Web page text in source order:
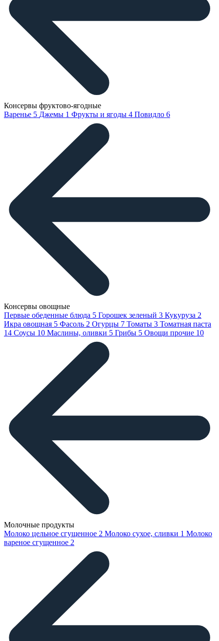
Консервы фруктово-ягодные
Варенье 5 Джемы 1 Фрукты и ягоды 4 Повидло 6
Консервы овощные
Первые обеденные блюда 5 Горошек зеленый 3 Кукуруза 2
Икра овощная 5 Фасоль 2 Огурцы 7 Томаты 3 Томатная паста
14 Соусы 10 Маслины, оливки 5 Грибы 5 Овощи прочие 10
Молочные продукты
Молоко цельное сгущенное 2 Молоко сухое, сливки 1 Молоко
вареное сгущенное 2